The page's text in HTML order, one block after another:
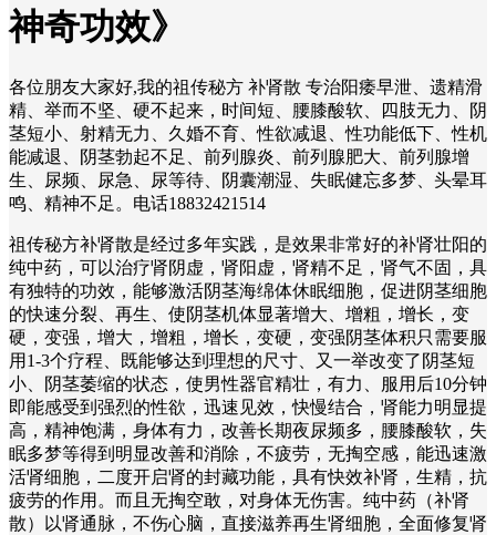
神奇功效》
各位朋友大家好,我的祖传秘方 补肾散 专治阳痿早泄、遗精滑
精、举而不坚、硬不起来，时间短、腰膝酸软、四肢无力、阴
茎短小、射精无力、久婚不育、性欲减退、性功能低下、性机
能减退、阴茎勃起不足、前列腺炎、前列腺肥大、前列腺增
生、尿频、尿急、尿等待、阴囊潮湿、失眠健忘多梦、头晕耳
鸣、精神不足。电话18832421514
祖传秘方补肾散是经过多年实践，是效果非常好的补肾壮阳的
纯中药，可以治疗肾阴虚，肾阳虚，肾精不足，肾气不固，具
有独特的功效，能够激活阴茎海绵体休眠细胞，促进阴茎细胞
的快速分裂、再生、使阴茎机体显著增大、增粗，增长，变
硬，变强，增大，增粗，增长，变硬，变强阴茎体积只需要服
用1-3个疗程、既能够达到理想的尺寸、又一举改变了阴茎短
小、阴茎萎缩的状态，使男性器官精壮，有力、服用后10分钟
即能感受到强烈的性欲，迅速见效，快慢结合，肾能力明显提
高，精神饱满，身体有力，改善长期夜尿频多，腰膝酸软，失
眠多梦等得到明显改善和消除，不疲劳，无掏空感，能迅速激
活肾细胞，二度开启肾的封藏功能，具有快效补肾，生精，抗
疲劳的作用。而且无掏空敢，对身体无伤害。纯中药（补肾
散）以肾通脉，不伤心脑，直接滋养再生肾细胞，全面修复肾